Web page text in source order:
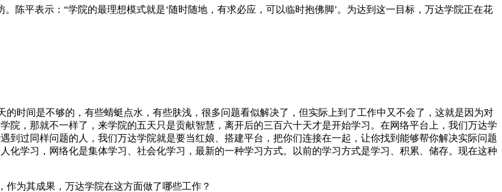
陈平表示： “学院的最理想模式就是‘随时随地，有求必应，可以临时抱佛脚’。为达到这一目标，万达学院正在花
的时间是不够的，有些蜻蜓点水，有些肤浅，很多问题看似解决了，但实际上到了工作中又不会了，这就是因为对
院，那就不一样了，来学院的五天只是贡献智慧，离开后的三百六十天才是开始学习。在网络平台上，我们万达学
到过同样问题的人，我们万达学院就是要当红娘、搭建平台，把你们连接在一起，让你找到能够帮你解决实际问题
化学习，网络化是集体学习、社会化学习，最新的一种学习方式。以前的学习方式是学习、积累、储存。现在这种
作为其成果，万达学院在这方面做了哪些工作？